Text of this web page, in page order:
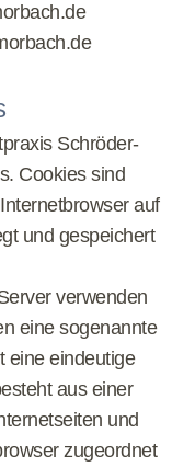
Schröder-
Cookies sind
auf
und gespeichert
verwenden
eine sogenannte
eine eindeutige
aus einer
und
zugeordnet